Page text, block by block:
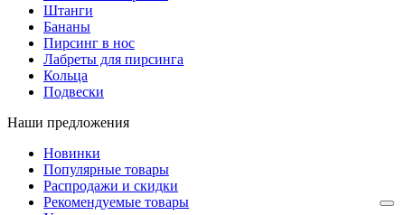
Штанги
Бананы
Пирсинг в нос
Лабреты для пирсинга
Кольца
Подвески
Наши предложения
Новинки
Популярные товары
Распродажи и скидки
Рекомендуемые товары